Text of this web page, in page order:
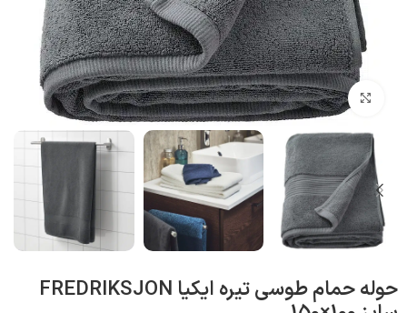
بزرگنمایی تصویر
حوله حمام طوسی تیره ایکیا FREDRIKSJON